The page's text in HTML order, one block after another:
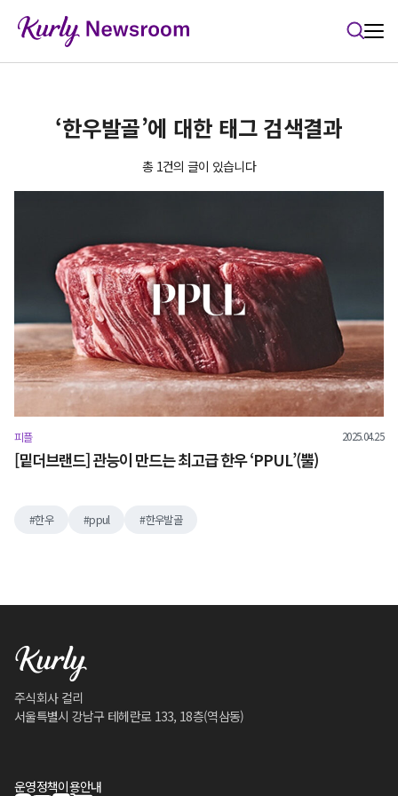
‘한우발골’에 대한 태그 검색결과
총 1건의 글이 있습니다
피플 2025.04.25
[밑더브랜드] 관능이 만드는 최고급 한우 ‘PPUL’(뿔)
한우 ppul 한우발골
주식회사 컬리
서울특별시 강남구 테헤란로 133, 18층(역삼동)
운영정책이용안내